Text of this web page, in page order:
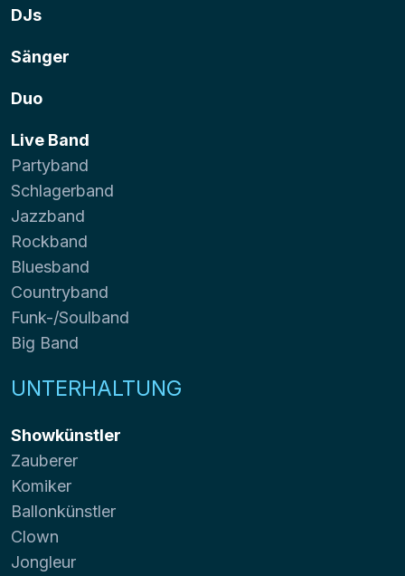
DJs
Sänger
Duo
Live Band
Partyband
Schlagerband
Jazzband
Rockband
Bluesband
Countryband
Funk-/Soulband
Big Band
UNTERHALTUNG
Showkünstler
Zauberer
Komiker
Ballonkünstler
Clown
Jongleur